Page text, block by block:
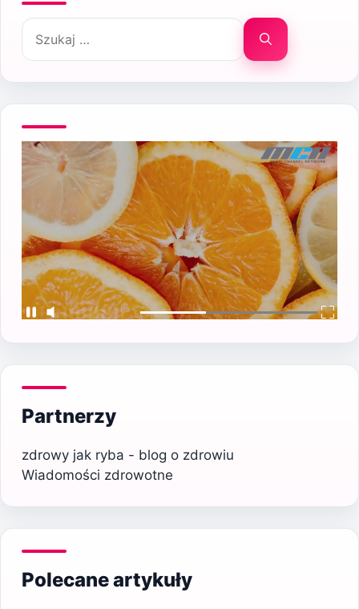
Szukaj:
Partnerzy
zdrowy jak ryba - blog o zdrowiu
Wiadomości zdrowotne
Polecane artykuły